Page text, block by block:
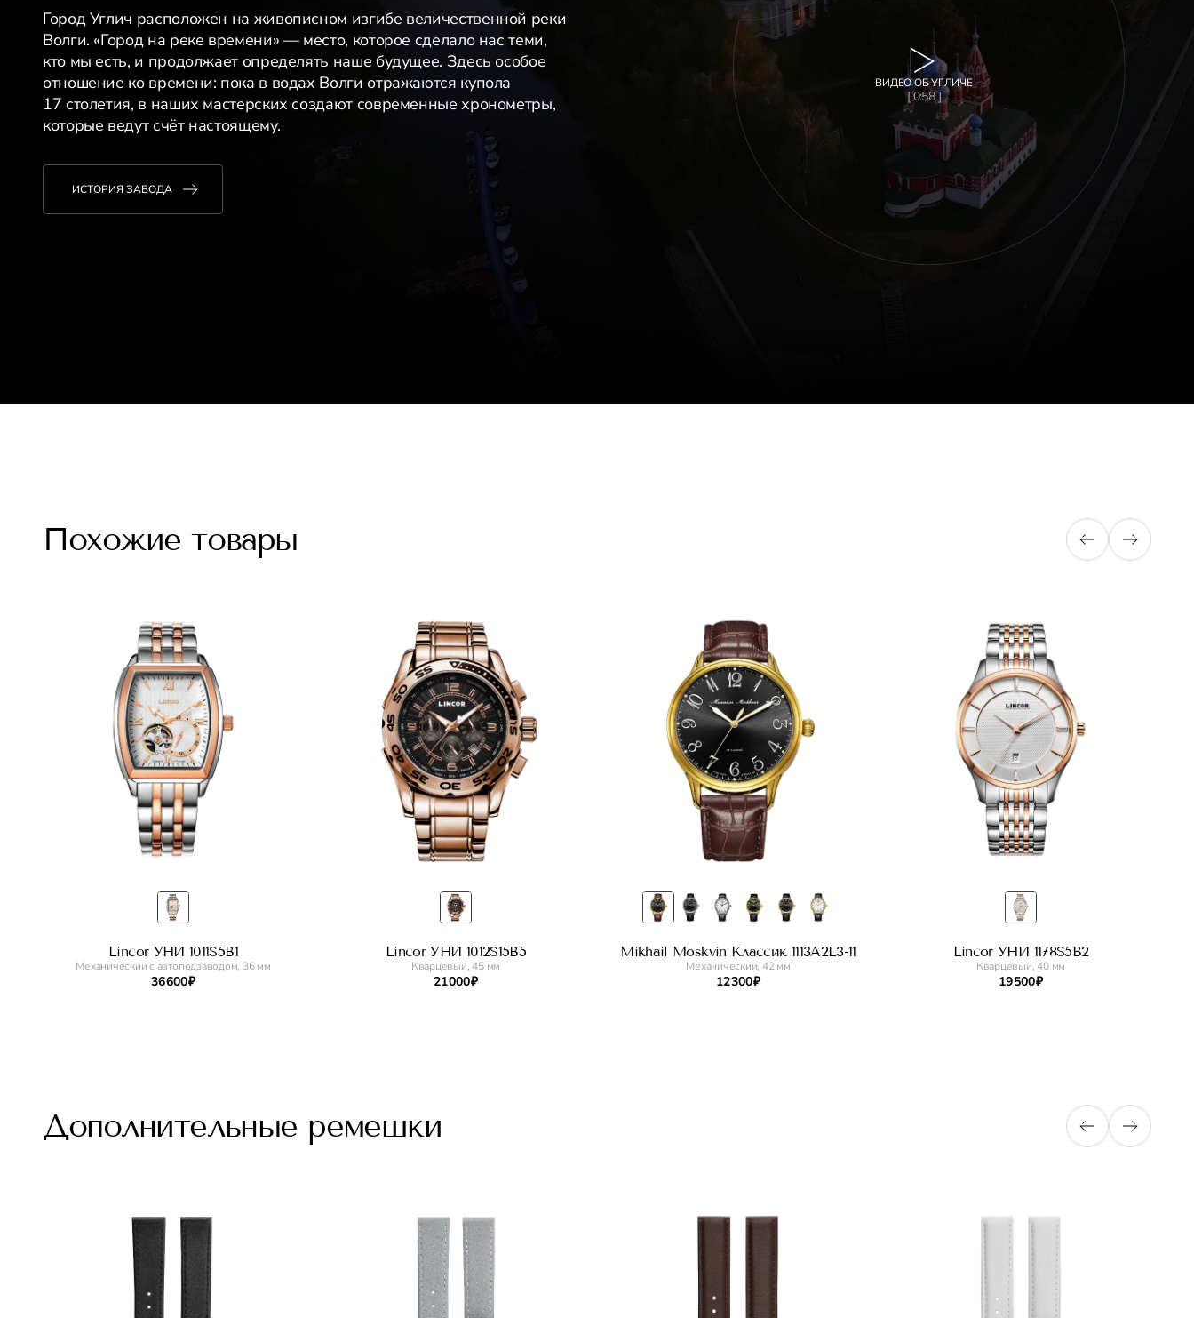
ВИДЕО ОБ УГЛИЧЕ
[ 0:58 ]
Город Углич расположен на живописном изгибе величественной реки
Волги. «Город на реке времени» — место, которое сделало нас теми,
кто мы есть, и продолжает определять наше будущее. Здесь особое
отношение ко времени: пока в водах Волги отражаются купола
17 столетия, в наших мастерских создают современные хронометры,
которые ведут счёт настоящему.
ИСТОРИЯ ЗАВОДА
Похожие товары
Lincor УНИ 1011S5B1
Механический с автоподзаводом, 36 мм
36 600 ₽
Lincor УНИ 1012S15B5
Кварцевый, 45 мм
21 000 ₽
Mikhail Moskvin Классик 1113A2L3-11
Механический, 42 мм
12 300 ₽
Lincor УНИ 1178S5B2
Кварцевый, 40 мм
19 500 ₽
Дополнительные ремешки